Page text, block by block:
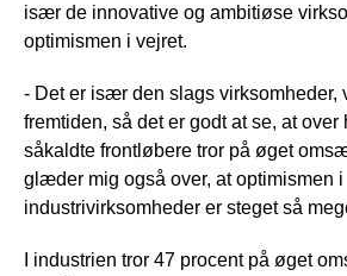
især de innovative og ambitiøse
optimismen i vejret.
- Det er især den slags virksomheder,
fremtiden, så det er godt at se, at
såkaldte frontløbere tror på øget
glæder mig også over, at optimismen i
industrivirksomheder er steget så
I industrien tror 47 procent på øget